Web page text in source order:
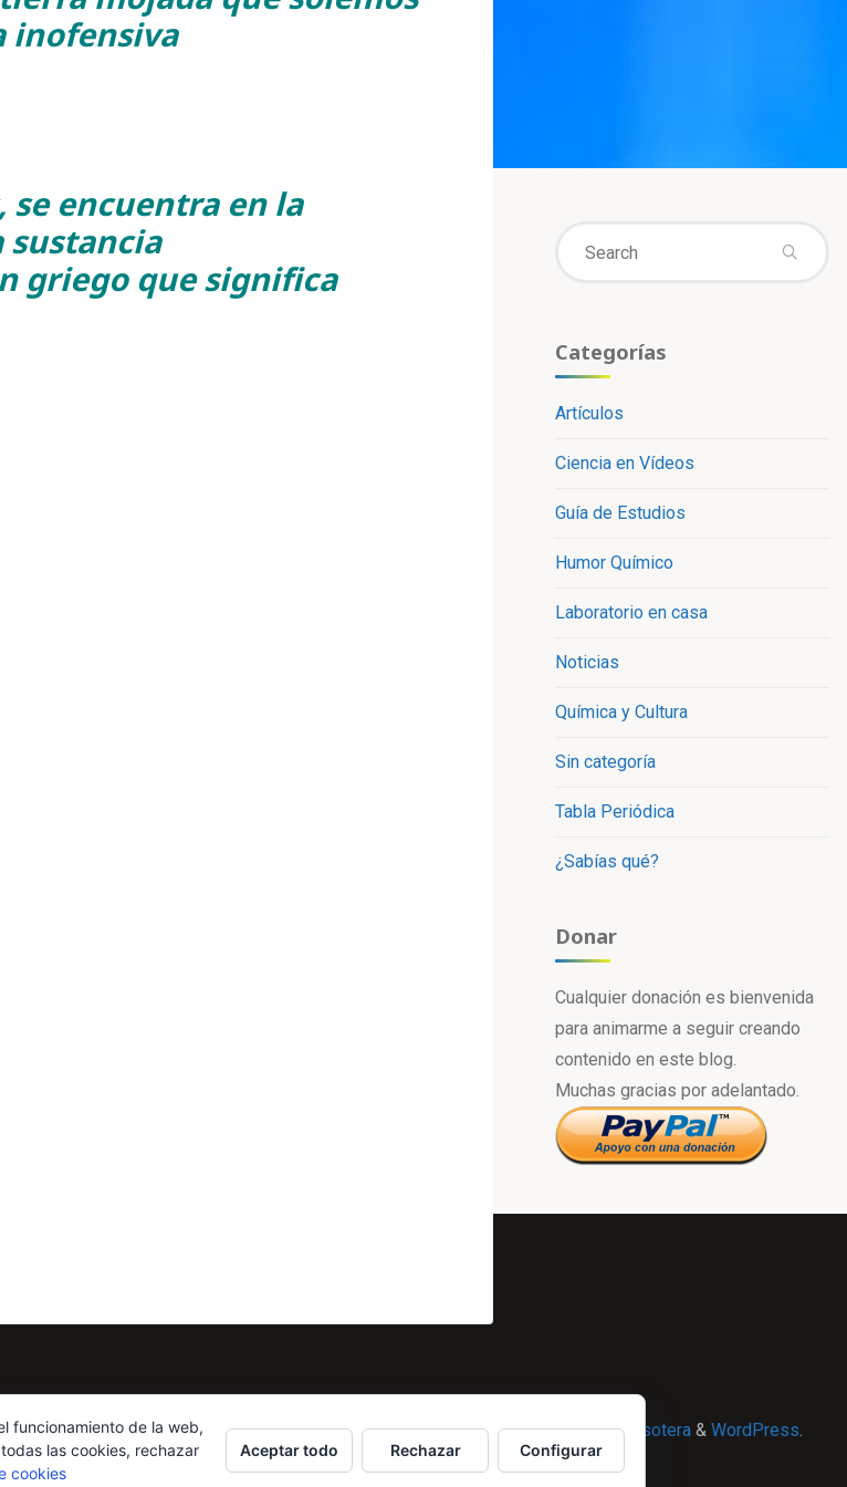
inofensiva
se encuentra en la
sustancia
griego que significa
Categorías
Artículos
Ciencia en Vídeos
Guía de Estudios
Humor Químico
Laboratorio en casa
Noticias
Química y Cultura
Sin categoría
Tabla Periódica
¿Sabías qué?
Donar
Cualquier donación es bienvenida
para animarme a seguir creando
contenido en este blog.
Muchas gracias por adelantado.
Powered by Esotera & WordPress.
funcionamiento de la web,
las cookies, rechazar
cookies
Aceptar todo Rechazar Configurar